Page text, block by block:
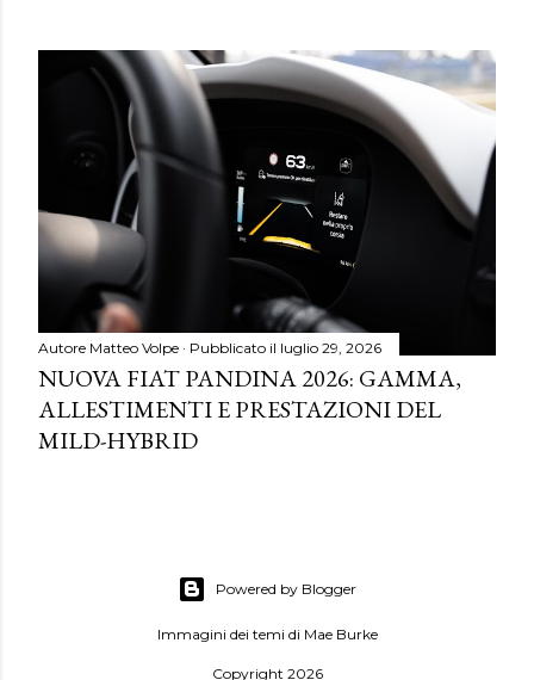
Autore Matteo Volpe Pubblicato il luglio 29, 2026
NUOVA FIAT PANDINA 2026: GAMMA,
ALLESTIMENTI E PRESTAZIONI DEL
MILD-HYBRID
Powered by Blogger
Immagini dei temi di Mae Burke
Copyright 2026